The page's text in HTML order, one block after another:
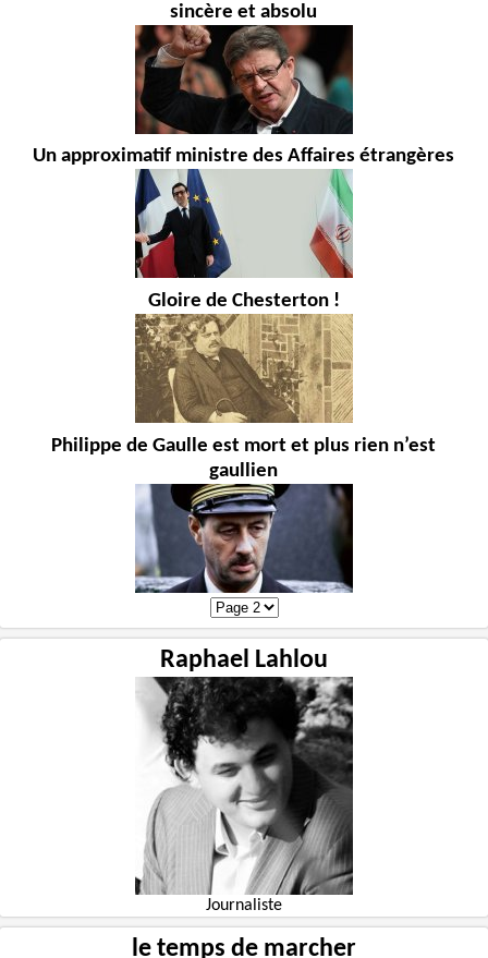
sincère et absolu
Un approximatif ministre des Affaires étrangères
Gloire de Chesterton !
Philippe de Gaulle est mort et plus rien n’est
gaullien
Raphael Lahlou
Journaliste
le temps de marcher